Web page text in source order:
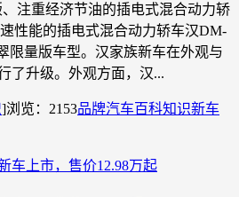
注重经济节油的插电式混合动力轿
性能的插电式混合动力轿车汉DM-
限量版车型。汉家族新车在外观与
了升级。外观方面，汉...
]浏览：2153品牌汽车百科知识新车